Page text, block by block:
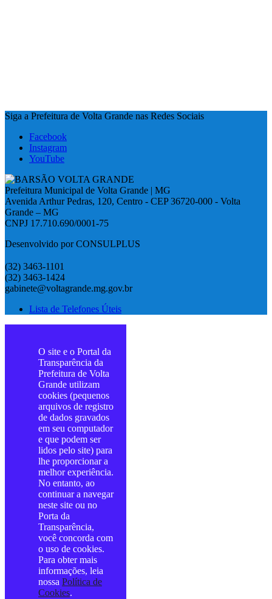
Siga a Prefeitura de Volta Grande nas Redes Sociais
Facebook
Instagram
YouTube
Prefeitura Municipal de Volta Grande | MG
Avenida Arthur Pedras, 120, Centro - CEP 36720-000 - Volta
Grande – MG
CNPJ 17.710.690/0001-75
Desenvolvido por CONSULPLUS
(32) 3463-1101
(32) 3463-1424
gabinete@voltagrande.mg.gov.br
Lista de Telefones Úteis
O site e o Portal da
Transparência da
Prefeitura de Volta
Grande utilizam
cookies (pequenos
arquivos de registro
de dados gravados
em seu computador
e que podem ser
lidos pelo site) para
lhe proporcionar a
melhor experiência.
No entanto, ao
continuar a navegar
neste site ou no
Porta da
Transparência,
você concorda com
o uso de cookies.
Para obter mais
informações, leia
nossa Política de
Cookies.